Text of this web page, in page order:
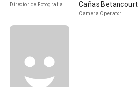
Director de Fotografía
Cañas Betancourt
Camera Operator